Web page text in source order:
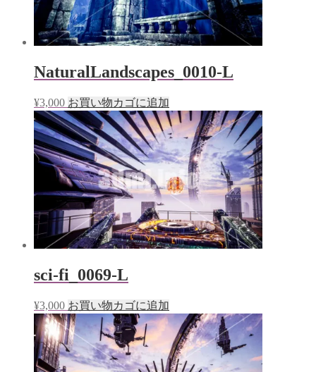
NaturalLandscapes_0010-L
¥3,000 お買い物カゴに追加
sci-fi_0069-L
¥3,000 お買い物カゴに追加